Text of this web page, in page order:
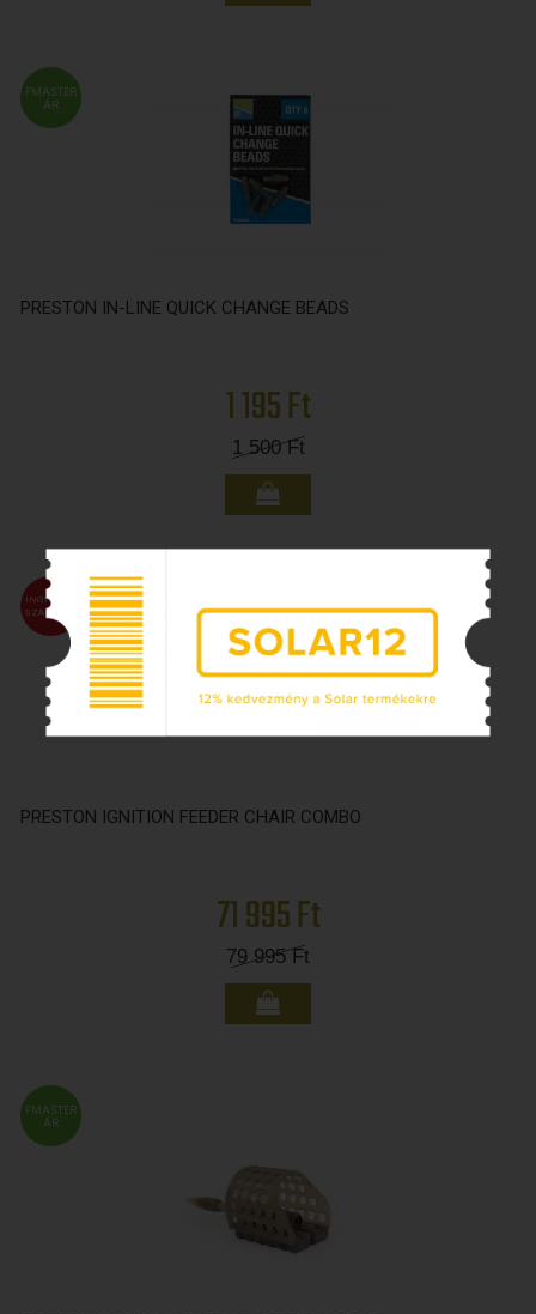
FMASTER
ÁR
PRESTON IN-LINE QUICK CHANGE BEADS
1 195 Ft
1 500Ft
FMASTER
ÁR
INGYENES
SZÁLLÍTÁS
PRESTON IGNITION FEEDER CHAIR COMBO
71 995 Ft
79 995Ft
FMASTER
ÁR